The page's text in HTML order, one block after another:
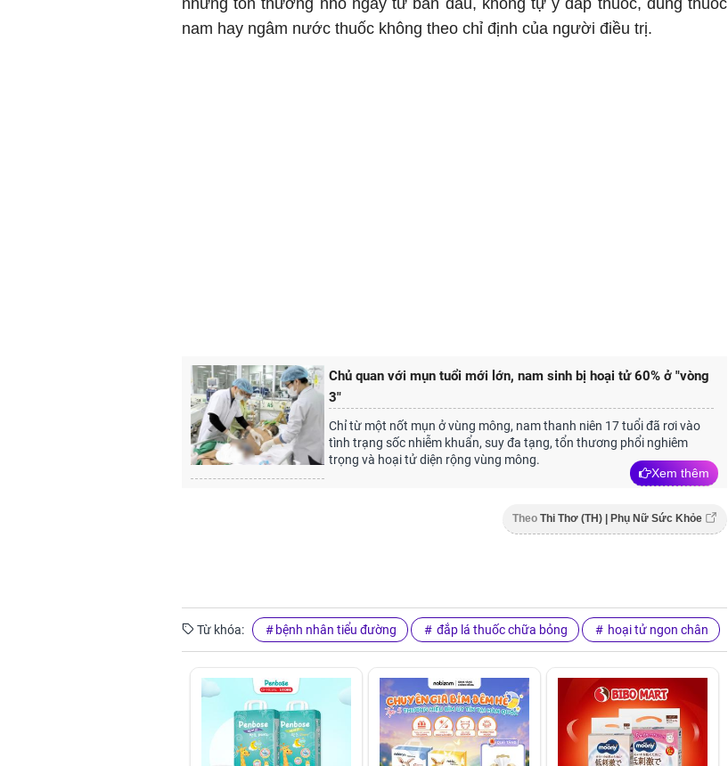
những tổn thương nhỏ ngay từ ban đầu, không tự ý đắp thuốc, dùng thuốc
nam hay ngâm nước thuốc không theo chỉ định của người điều trị.
Chủ quan với mụn tuổi mới lớn, nam sinh bị hoại tử 60% ở "vòng
3"
Chỉ từ một nốt mụn ở vùng mông, nam thanh niên 17 tuổi đã rơi vào
tình trạng sốc nhiễm khuẩn, suy đa tạng, tổn thương phổi nghiêm
trọng và hoại tử diện rộng vùng mông.
Xem thêm
Theo Thi Thơ (TH) | Phụ Nữ Sức Khỏe
Từ khóa: bệnh nhân tiểu đường đắp lá thuốc chữa bỏng hoại tử ngon chân